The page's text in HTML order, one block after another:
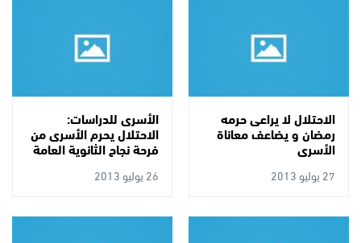
الاحتلال لا يراعى حرمه
رمضان و يضاعف معاناة
الأسرى
27 يوليو 2013
الأسرى للدراسات:
الاحتلال يحرم الأسرى من
فرحة نجاح الثانوية العامة
26 يوليو 2013